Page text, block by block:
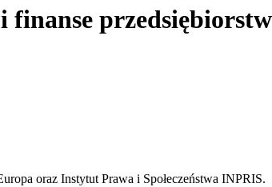
finanse przedsiębiorstw
oraz Instytut Prawa i Społeczeństwa INPRIS.